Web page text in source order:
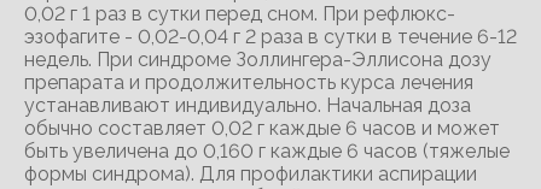
0,02 г 1 раз в сутки перед сном. При рефлюкс-
эзофагите - 0,02-0,04 г 2 раза в сутки в течение 6-12
недель. При синдроме Золлингера-Эллисона дозу
препарата и продолжительность курса лечения
устанавливают индивидуально. Начальная доза
обычно составляет 0,02 г каждые 6 часов и может
быть увеличена до 0,160 г каждые 6 часов (тяжелые
формы синдрома). Для профилактики аспирации